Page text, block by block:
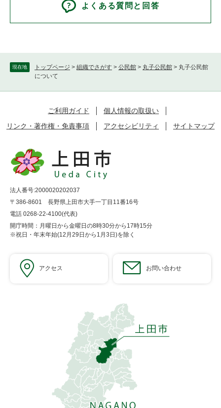
現在地 トップページ > 組織でさがす > 公民館 > 丸子公民館 > 丸子公民館
について
よくある質問と回答
ご利用ガイド
個人情報の取扱い
リンク・著作権・免責事項
アクセシビリティ サイトマップ
法人番号:2000020202037
〒386-8601 長野県上田市大手一丁目11番16号
電話 0268-22-4100(代表)
開庁時間：月曜日から金曜日の8時30分から17時15分
※祝日・年末年始(12月29日から1月3日)を除く
アクセス お問い合わせ